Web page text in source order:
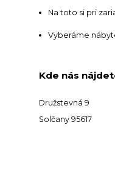
Na toto si pri
Vyberáme
Kde nás
Družstevná 9
Solčany 95617